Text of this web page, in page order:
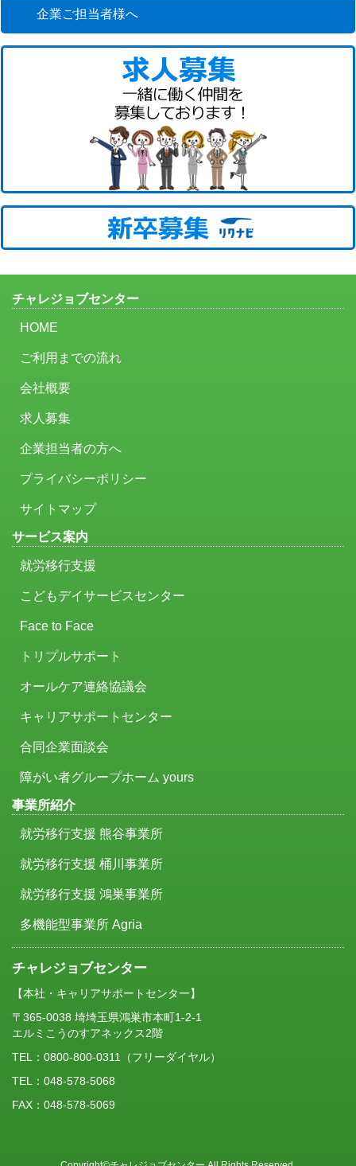
企業ご担当者様へ
チャレジョブセンター
HOME
ご利用までの流れ
会社概要
求人募集
企業担当者の方へ
プライバシーポリシー
サイトマップ
サービス案内
就労移行支援
こどもデイサービスセンター
Face to Face
トリプルサポート
オールケア連絡協議会
キャリアサポートセンター
合同企業面談会
障がい者グループホーム yours
事業所紹介
就労移行支援 熊谷事業所
就労移行支援 桶川事業所
就労移行支援 鴻巣事業所
多機能型事業所 Agria
チャレジョブセンター
【本社・キャリアサポートセンター】
〒365-0038 埼埼玉県鴻巣市本町1-2-1
エルミこうのすアネックス2階
TEL： 0800-800-0311 （フリーダイヤル）
TEL：048-578-5068
FAX：048-578-5069